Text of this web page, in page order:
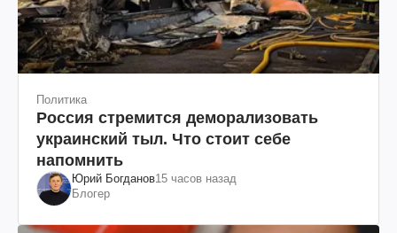
Политика
Россия стремится деморализовать
украинский тыл. Что стоит себе
напомнить
Юрий Богданов15 часов назад
Блогер